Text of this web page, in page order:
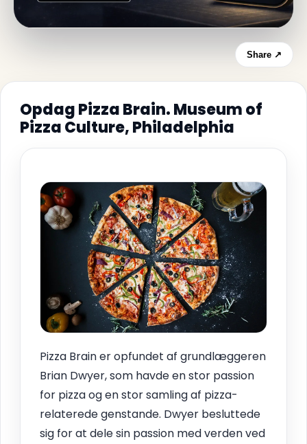
Share ↗
Opdag Pizza Brain. Museum of
Pizza Culture, Philadelphia
Pizza Brain er opfundet af grundlæggeren
Brian Dwyer, som havde en stor passion
for pizza og en stor samling af pizza-
relaterede genstande. Dwyer besluttede
sig for at dele sin passion med verden ved